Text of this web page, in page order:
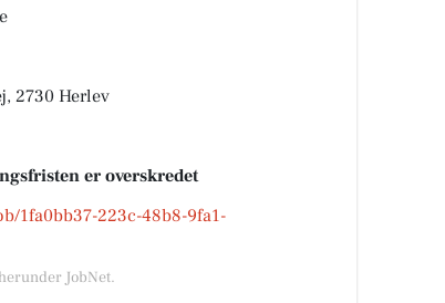
2730 Herlev
er overskredet
1fa0bb37-223c-48b8-9fa1-
JobNet.